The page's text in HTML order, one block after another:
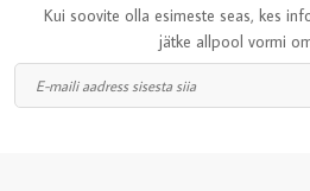
Kui soovite olla esimeste seas, kes
jätke allpool vormi